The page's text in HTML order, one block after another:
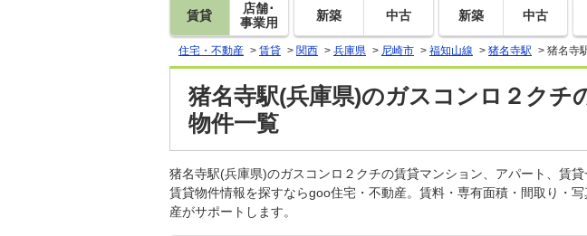
賃貸
店舗･
事業用
新築 中古 新築 中古
住宅・不動産 > 賃貸 > 関西 > 兵庫県 > 尼崎市 > 福知山線 > 猪名寺駅 > 猪名寺
猪名寺駅(兵庫県)のガスコンロ２クチ
物件一覧
猪名寺駅(兵庫県)のガスコンロ２クチの賃貸マンション、アパート、賃
賃貸物件情報を探すならgoo住宅・不動産。賃料・専有面積・間取り・
産がサポートします。